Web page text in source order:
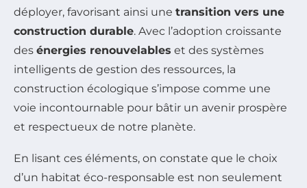
déployer, favorisant ainsi une transition vers une
construction durable. Avec l’adoption croissante
des énergies renouvelables et des systèmes
intelligents de gestion des ressources, la
construction écologique s’impose comme une
voie incontournable pour bâtir un avenir prospère
et respectueux de notre planète.
En lisant ces éléments, on constate que le choix
d’un habitat éco-responsable est non seulement